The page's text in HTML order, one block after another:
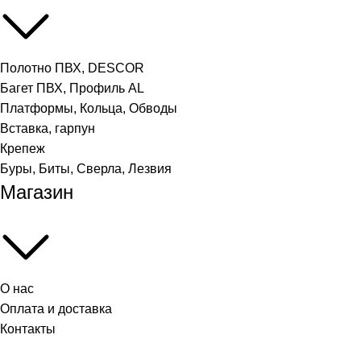
Полотно ПВХ, DESCOR
Багет ПВХ, Профиль AL
Платформы, Кольца, Обводы
Вставка, гарпун
Крепеж
Буры, Биты, Сверла, Лезвия
Магазин
О нас
Оплата и доставка
Контакты